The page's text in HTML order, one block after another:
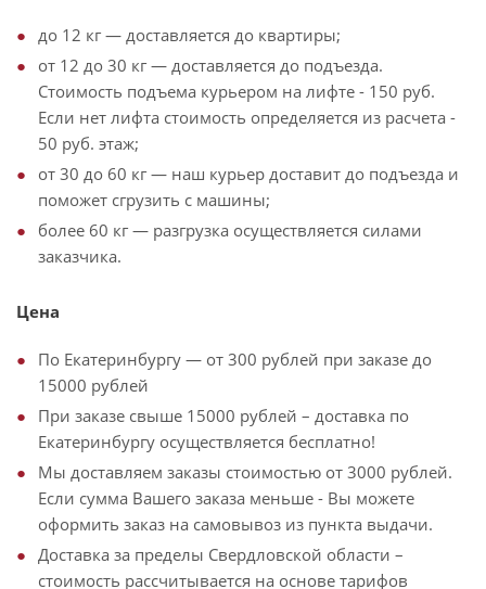
до 12 кг — доставляется до квартиры;
от 12 до 30 кг — доставляется до подъезда.
Стоимость подъема курьером на лифте - 150 руб.
Если нет лифта стоимость определяется из расчета -
50 руб. этаж;
от 30 до 60 кг — наш курьер доставит до подъезда и
поможет сгрузить с машины;
более 60 кг — разгрузка осуществляется силами
заказчика.
Цена
По Екатеринбургу — от 300 рублей при заказе до
15000 рублей
При заказе свыше 15000 рублей – доставка по
Екатеринбургу осуществляется бесплатно!
Мы доставляем заказы стоимостью от 3000 рублей.
Если сумма Вашего заказа меньше - Вы можете
оформить заказ на самовывоз из пункта выдачи.
Доставка за пределы Свердловской области –
стоимость рассчитывается на основе тарифов